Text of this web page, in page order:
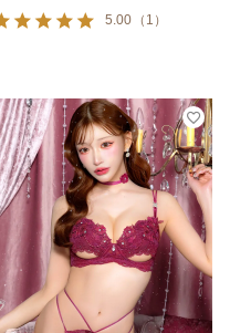
5.00 （ 1 ）